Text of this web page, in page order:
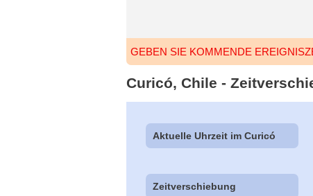
GEBEN SIE KOMMENDE
Curicó, Chile -
Aktuelle Uhrzeit im Curicó
Zeitverschiebung